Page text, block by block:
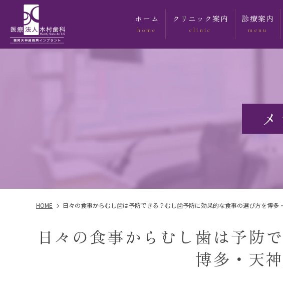
ホーム
home
クリニック案内
clinic
診療案内
menu
インプラント
セラミック治療
ホワイトニン
欠損歯の治療
痛みに配慮した歯
HOME 日々の食事からむし歯は予防できる？むし歯予防に効果的な食事の選び方を博多
日々の食事からむし歯は予防
博多・天